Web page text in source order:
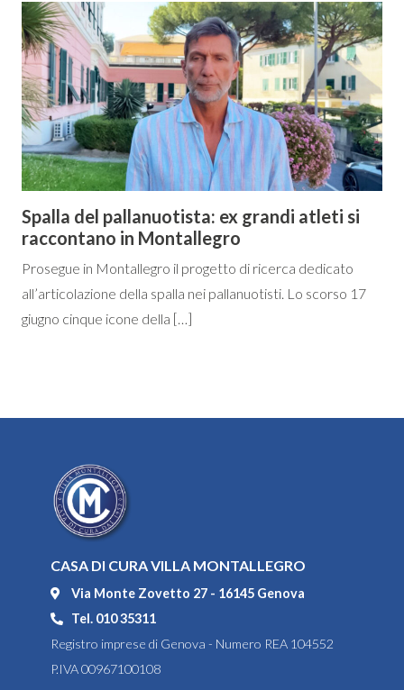
Spalla del pallanuotista: ex grandi atleti si
raccontano in Montallegro
Prosegue in Montallegro il progetto di ricerca dedicato
all’articolazione della spalla nei pallanuotisti. Lo scorso 17
giugno cinque icone della […]
CASA DI CURA VILLA MONTALLEGRO
Via Monte Zovetto 27 - 16145 Genova
Tel. 010 35311
Registro imprese di Genova - Numero REA 104552
P.IVA 00967100108